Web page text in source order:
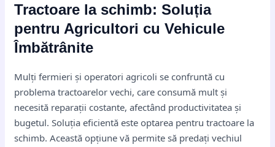
Tractoare la schimb: Soluția
pentru Agricultori cu Vehicule
Îmbătrânite
Mulți fermieri și operatori agricoli se confruntă cu
problema tractoarelor vechi, care consumă mult și
necesită reparații costante, afectând productivitatea și
bugetul. Soluția eficientă este optarea pentru tractoare la
schimb. Această opțiune vă permite să predați vechiul